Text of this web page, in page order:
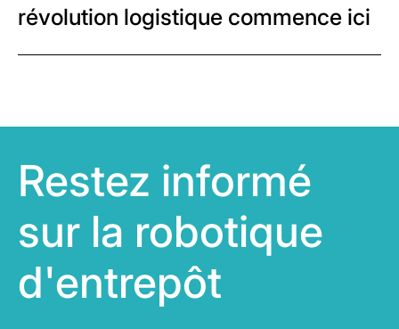
révolution logistique commence ici
Restez informé
sur la robotique
d'entrepôt